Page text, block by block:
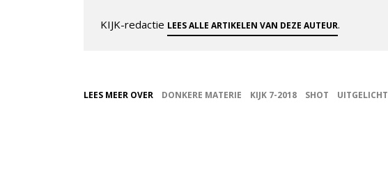
KIJK-redactie LEES ALLE ARTIKELEN VAN DEZE AUTEUR.
LEES MEER OVER DONKERE MATERIE KIJK 7-2018 SHOT UITGELICHT